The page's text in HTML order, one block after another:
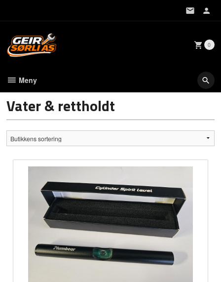
0
Meny
Vater & rettholdt